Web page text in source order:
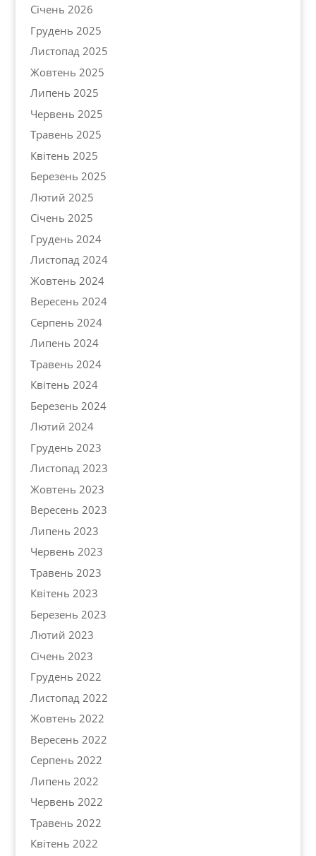
Січень 2026
Грудень 2025
Листопад 2025
Жовтень 2025
Липень 2025
Червень 2025
Травень 2025
Квітень 2025
Березень 2025
Лютий 2025
Січень 2025
Грудень 2024
Листопад 2024
Жовтень 2024
Вересень 2024
Серпень 2024
Липень 2024
Травень 2024
Квітень 2024
Березень 2024
Лютий 2024
Грудень 2023
Листопад 2023
Жовтень 2023
Вересень 2023
Липень 2023
Червень 2023
Травень 2023
Квітень 2023
Березень 2023
Лютий 2023
Січень 2023
Грудень 2022
Листопад 2022
Жовтень 2022
Вересень 2022
Серпень 2022
Липень 2022
Червень 2022
Травень 2022
Квітень 2022